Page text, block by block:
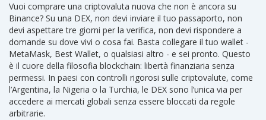
Vuoi comprare una criptovaluta nuova che non è ancora su
Binance? Su una DEX, non devi inviare il tuo passaporto, non
devi aspettare tre giorni per la verifica, non devi rispondere a
domande su dove vivi o cosa fai. Basta collegare il tuo wallet -
MetaMask, Best Wallet, o qualsiasi altro - e sei pronto. Questo
è il cuore della filosofia blockchain: libertà finanziaria senza
permessi. In paesi con controlli rigorosi sulle criptovalute, come
l’Argentina, la Nigeria o la Turchia, le DEX sono l’unica via per
accedere ai mercati globali senza essere bloccati da regole
arbitrarie.